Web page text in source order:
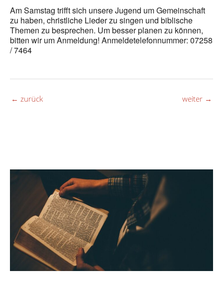
Am Samstag trifft sich unsere Jugend um Gemeinschaft
zu haben, christliche Lieder zu singen und biblische
Themen zu besprechen. Um besser planen zu können,
bitten wir um Anmeldung! Anmeldetelefonnummer: 07258
/ 7464
← zurück weiter →